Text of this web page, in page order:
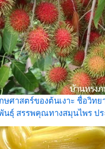
ศาสตร์ของต้นเงาะ ชื่อวิทย
นธุ์ สรรพคุณทางสมุนไพร ป